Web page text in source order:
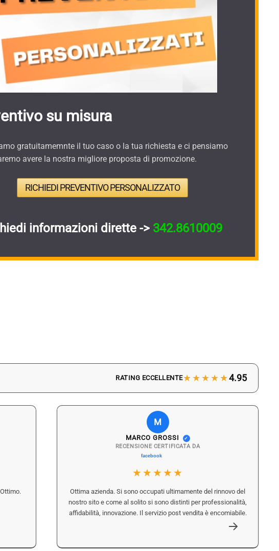
su misura
gratuitamemnte il tuo caso o la tua richiesta e ci pensiamo
avere la nostra migliore proposta di promozione.
RICHIEDI PREVENTIVO PERSONALIZZATO
informazioni dirette -> 342.8610009
RATING ECCELLENTE★★★★★4.95
M
MARCO GROSSI ✓
RECENSIONE CERTIFICATA DA
★★★★★
Ottima azienda. Si sono occupati ultimamente del rinnovo del
nostro sito e come al solito si sono distinti per professionalità,
affidabilità, innovazione. Il servizio post vendita è encomiabile.